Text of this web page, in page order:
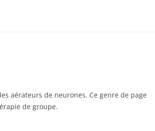
aérateurs de neurones. Ce genre de page
de groupe.